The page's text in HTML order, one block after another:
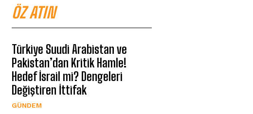
ÖZ ATIN
Türkiye Suudi Arabistan ve
Pakistan’dan Kritik Hamle!
Hedef İsrail mi? Dengeleri
Değiştiren İttifak
GÜNDEM